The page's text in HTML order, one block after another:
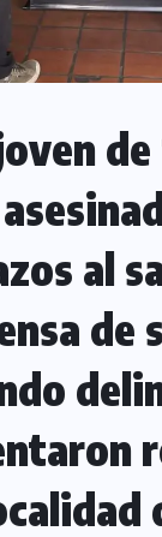
de
al
de